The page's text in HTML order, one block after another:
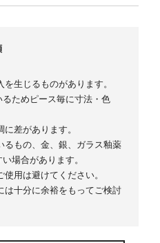
生じるものがあります。
ためピース毎に寸法・色
差があります。
もの、金、銀、ガラス釉薬
場合があります。
用は避けてください。
十分に余裕をもってご検討